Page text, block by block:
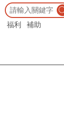
福利
補助